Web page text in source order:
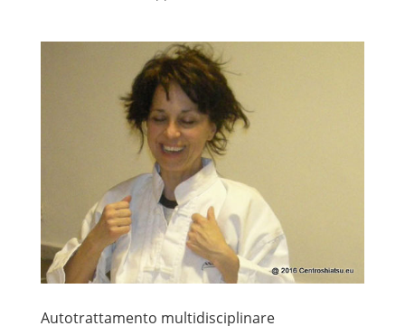
Autotrattamento multidisciplinare